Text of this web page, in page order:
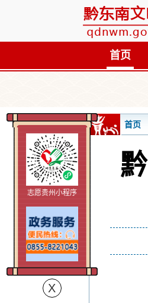
首页
首页
志愿贵州小程序